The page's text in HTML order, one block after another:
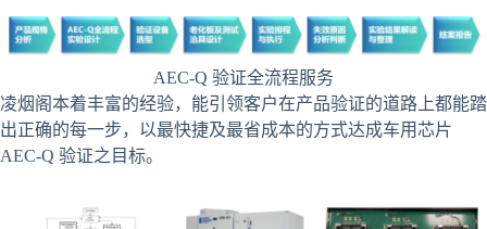
AEC-Q 验证全流程服务
凌烟阁本着丰富的经验，能引领客户在产品验证的道路上都能踏
出正确的每一步，以最快捷及最省成本的方式达成车用芯片
AEC-Q 验证之目标。